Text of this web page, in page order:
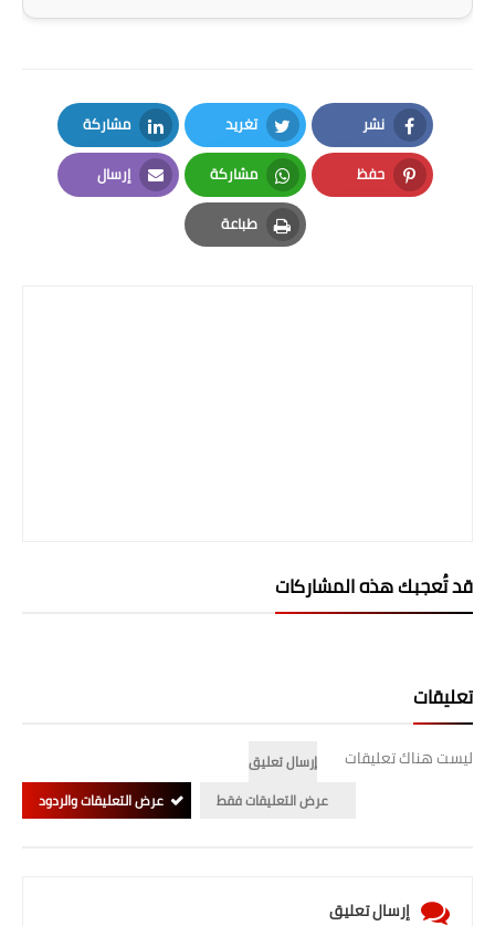
المرحلة الاعدادية
المرحلة الابتدائية
المرحلة المتوسطة
المرحلة الاعدادية
استمارة القبول المركزي
نشر
Facebook
تغريد
Twitter
مشاركة
LinkedIn
حفظ
Pinterest
مشاركة
Whatsapp
إرسال
Email
طباعة
Print
قد تُعجبك هذه المشاركات
تعليقات
ليست هناك تعليقات
إرسال تعليق
عرض التعليقات فقط
عرض التعليقات والردود
إرسال تعليق